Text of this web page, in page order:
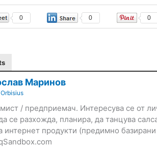
0 0 0
Маринов
Orbisius
/ предприемач. Интересува се от
се разхожда, планира, да танцува
интернет продукти (предимно